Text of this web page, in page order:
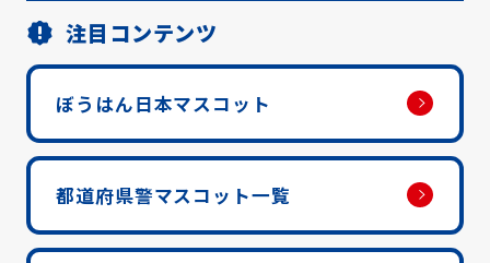
注目コンテンツ
ぼうはん日本マスコット
都道府県警マスコット一覧